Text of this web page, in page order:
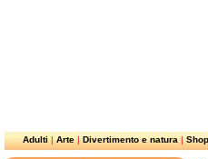
Adulti|Arte|Divertimento e natura|